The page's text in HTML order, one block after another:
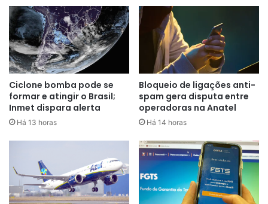
Segundo o Tribunal Superior Eleitoral (TSE), aqueles que
não justificarem a ausência deverão pagar uma multa de
R$ 3,51 para regularizar a situação. Aqueles que faltarem a
três eleições seguidas e não pagarem a multa podem ter o
título de eleitor cancelado.
Abstenções
No Distrito Federal, a proporção de eleitores que não
eleição geral, realizada em 2018, o índice de abstenção foi
de 18,71%. De acordo com o TSE, no primeiro turno,
Rondônia foi a unidade da Federação com mais ausentes:
24,6%. No segundo turno, o Acre ficou em primeiro lugar
Ciclone bomba pode se
formar e atingir o Brasil;
Inmet dispara alerta
Há 13 horas
Bloqueio de ligações anti-
spam gera disputa entre
operadoras na Anatel
Há 14 horas